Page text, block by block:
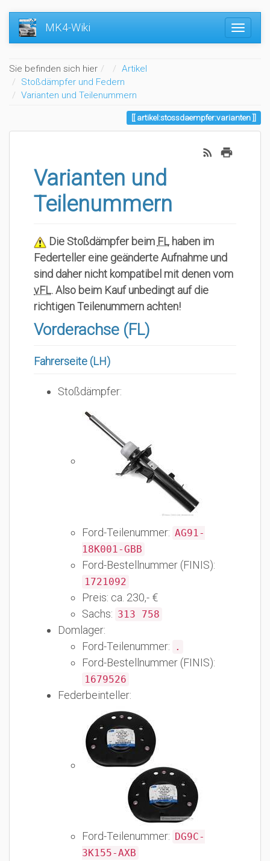
MK4-Wiki
Sie befinden sich hier Home
Artikel
Stoßdämpfer und Federn
Varianten und Teilenummern
artikel:stossdaempfer:varianten
Varianten und
Teilenummern
Die Stoßdämpfer beim FLhaben im
Federteller eine geänderte Aufnahme und
sind daher nicht kompatibel mit denen vom
vFL. Also beim Kauf unbedingt auf die
richtigen Teilenummern achten!
Vorderachse (FL)
Fahrerseite (LH)
Stoßdämpfer:
Ford-Teilenummer: AG91-
18K001-GBB
Ford-Bestellnummer (FINIS):
1721092
Preis: ca. 230,- €
Sachs: 313 758
Domlager:
Ford-Teilenummer:
.
Ford-Bestellnummer (FINIS):
1679526
Federbeinteller:
Ford-Teilenummer: DG9C-
3K155-AXB